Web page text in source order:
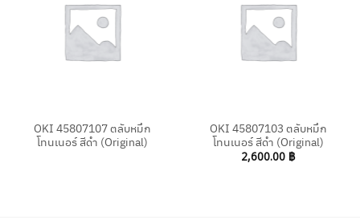
OKI 45807107 ตลับหมึก
โทนเนอร์ สีดำ (Original)
OKI 45807103 ตลับหมึก
โทนเนอร์ สีดำ (Original)
2,600.00 ฿